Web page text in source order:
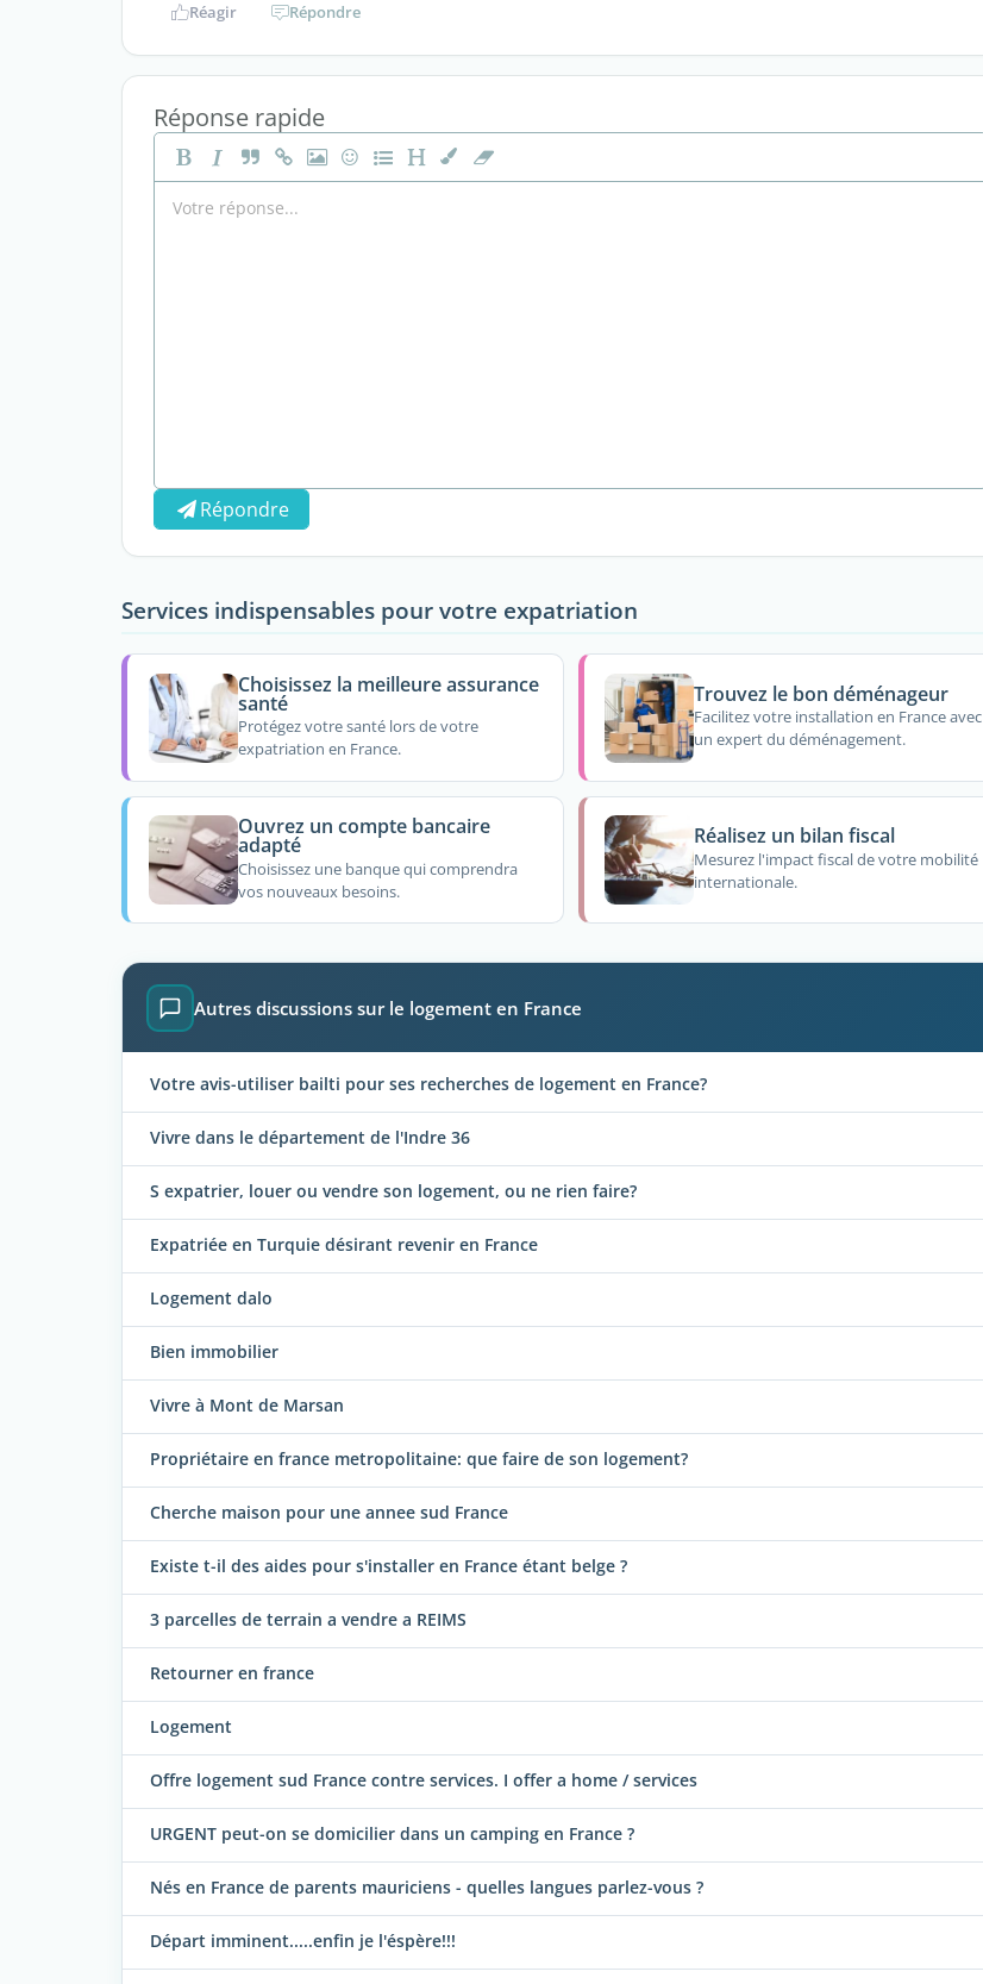
Réagir Répondre
Réponse rapide
Répondre
Services indispensables pour votre expatriation
Choisissez la meilleure assurance
santé
Protégez votre santé lors de votre
expatriation en France.
Trouvez le bon déménageur
Facilitez votre installation en France avec
un expert du déménagement.
Ouvrez un compte bancaire
adapté
Choisissez une banque qui comprendra
vos nouveaux besoins.
Réalisez un bilan fiscal
Mesurez l'impact fiscal de votre mobilité
internationale.
Autres discussions sur le logement en France
Votre avis-utiliser bailti pour ses recherches de logement en France?
Vivre dans le département de l'Indre 36
S expatrier, louer ou vendre son logement, ou ne rien faire?
Expatriée en Turquie désirant revenir en France
Logement dalo
Bien immobilier
Vivre à Mont de Marsan
Propriétaire en france metropolitaine: que faire de son logement?
Cherche maison pour une annee sud France
Existe t-il des aides pour s'installer en France étant belge ?
3 parcelles de terrain a vendre a REIMS
Retourner en france
Logement
Offre logement sud France contre services. I offer a home / services
URGENT peut-on se domicilier dans un camping en France ?
Nés en France de parents mauriciens - quelles langues parlez-vous ?
Départ imminent.....enfin je l'éspère!!!